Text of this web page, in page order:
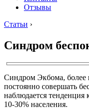
Отзывы
Статьи ›
Синдром
Синдром Экбома, более
постоянно совершать
наблюдается
10-30% населения.